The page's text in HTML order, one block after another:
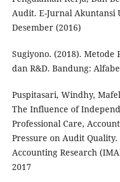
Audit. E-Jurnal Akuntansi
Desember (2016)
Sugiyono. (2018).
dan R&D. Bandung:
Puspitasari, Windhy,
The Influence of
Professional Care,
Pressure on Audit
Accounting Research
2017